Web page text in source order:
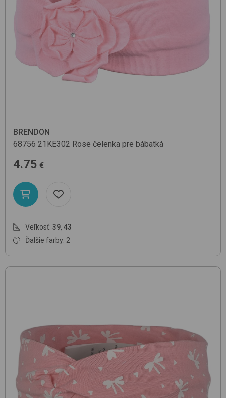
BRENDON
68756 21KE302 Rose čelenka pre bábätká
4.75 €
Veľkosť: 39, 43
Ďalšie farby: 2